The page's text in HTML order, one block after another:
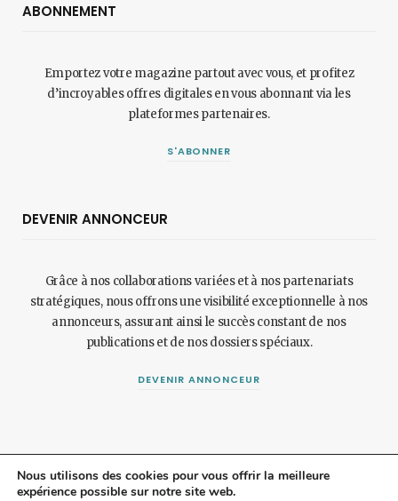
ABONNEMENT
Emportez votre magazine partout avec vous, et profitez
d’incroyables offres digitales en vous abonnant via les
plateformes partenaires.
S'ABONNER
DEVENIR ANNONCEUR
Grâce à nos collaborations variées et à nos partenariats
stratégiques, nous offrons une visibilité exceptionnelle à nos
annonceurs, assurant ainsi le succès constant de nos
publications et de nos dossiers spéciaux.
DEVENIR ANNONCEUR
Nous utilisons des cookies pour vous offrir la meilleure
expérience possible sur notre site web.